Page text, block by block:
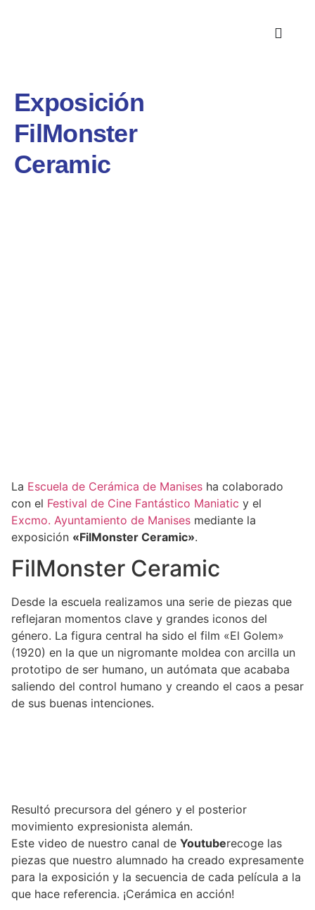
Exposición
FilMonster
Ceramic
La Escuela de Cerámica de Manises ha colaborado
con el Festival de Cine Fantástico Maniatic y el
Excmo. Ayuntamiento de Manises mediante la
exposición «FilMonster Ceramic».
FilMonster Ceramic
Desde la escuela realizamos una serie de piezas que
reflejaran momentos clave y grandes iconos del
género. La figura central ha sido el film «El Golem»
(1920) en la que un nigromante moldea con arcilla un
prototipo de ser humano, un autómata que acababa
saliendo del control humano y creando el caos a pesar
de sus buenas intenciones.
Resultó precursora del género y el posterior
movimiento expresionista alemán.
Este video de nuestro canal de Youtuberecoge las
piezas que nuestro alumnado ha creado expresamente
para la exposición y la secuencia de cada película a la
que hace referencia. ¡Cerámica en acción!